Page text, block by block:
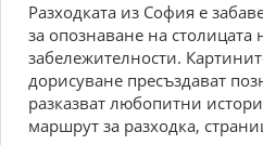
Разходката из София е
за опознаване на
забележителности.
дорисуване пресъздават
разказват любопитни
маршрут за разходка,